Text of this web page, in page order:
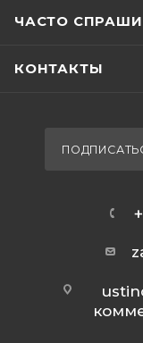
ЧАСТО
КОНТАКТЫ